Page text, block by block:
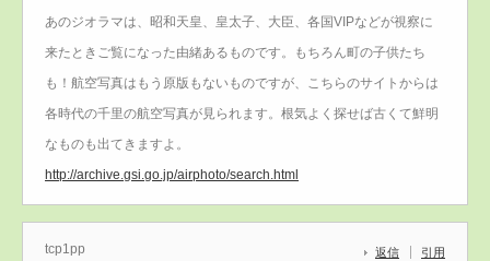
あのジオラマは、昭和天皇、皇太子、大臣、各国VIPなどが視察に
来たときご覧になった由緒あるものです。もちろん町の子供たち
も！航空写真はもう原版もないものですが、こちらのサイトからは
各時代の千里の航空写真が見られます。根気よく探せば古くて鮮明
なものも出てきますよ。
http://archive.gsi.go.jp/airphoto/search.html
tcp1pp 返信 引用